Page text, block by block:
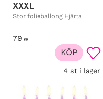
XXXL
Stor folieballong Hjärta
79 KR
4 st i lager
KÖP